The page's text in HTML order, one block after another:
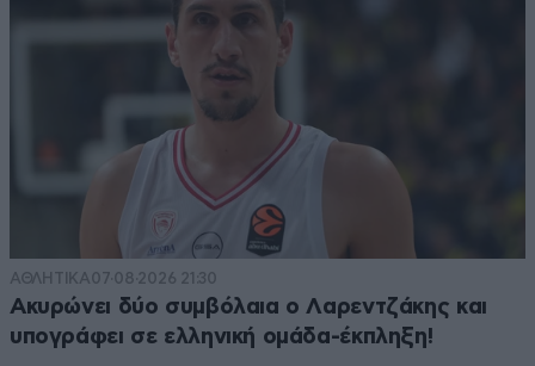
ΑΘΛΗΤΙΚΑ07·08·2026 21:30
Ακυρώνει δύο συμβόλαια ο Λαρεντζάκης και
υπογράφει σε ελληνική ομάδα-έκπληξη!